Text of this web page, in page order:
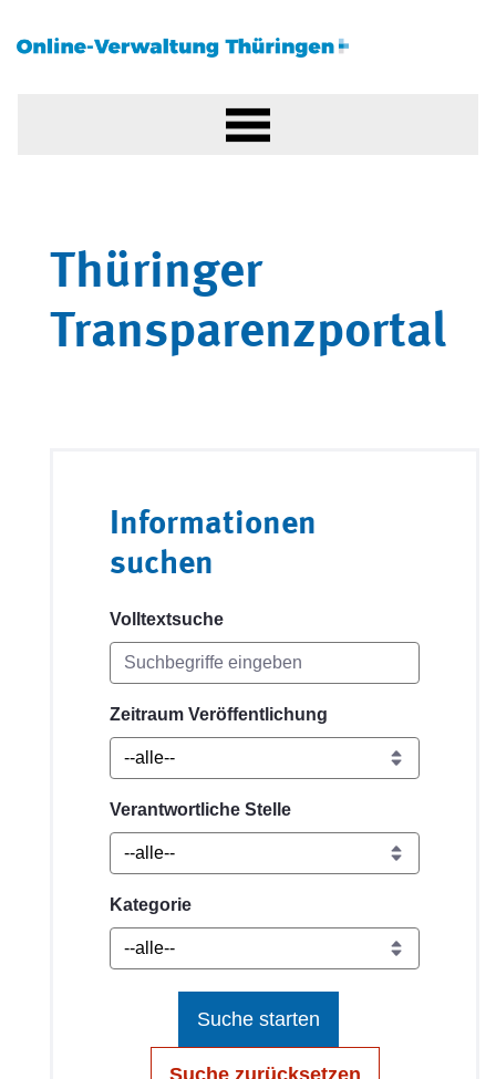
Thüringer
Transparenzportal
Informationen
suchen
Volltextsuche
Zeitraum Veröffentlichung
Verantwortliche Stelle
Kategorie
Suche starten
Suche zurücksetzen